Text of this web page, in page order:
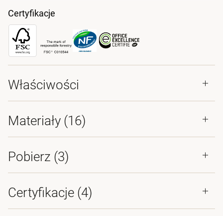
Certyfikacje
Właściwości
Materiały (16)
Pobierz (3)
Certyfikacje (4)